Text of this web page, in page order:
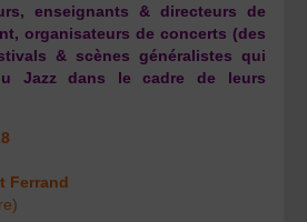
enseignants & directeurs de
organisateurs de concerts (des
& scènes généralistes qui
Jazz dans le cadre de leurs
Ferrand